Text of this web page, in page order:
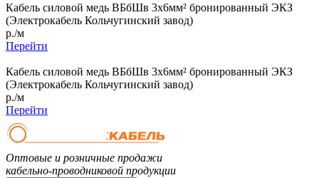
Кабель силовой медь ВБбШв 3x6мм² бронированный ЭКЗ
(Электрокабель Кольчугинский завод)
р./м
Перейти
Кабель силовой медь ВБбШв 3x6мм² бронированный ЭКЗ
(Электрокабель Кольчугинский завод)
р./м
Перейти
Оптовые и розничные продажи
кабельно-проводниковой продукции